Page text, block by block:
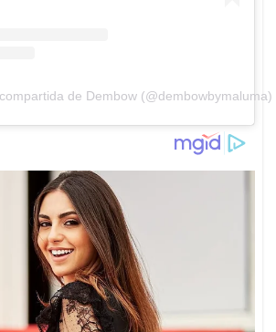
de Dembow (@dembowbymaluma)